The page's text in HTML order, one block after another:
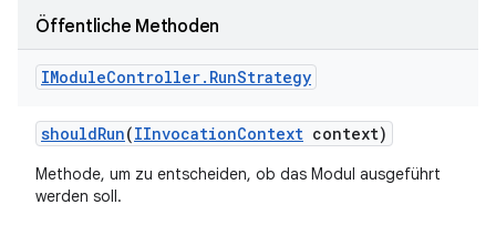
Öffentliche Methoden
IModuleController. RunStrategy
shouldRun(IInvocationContext context)
Methode, um zu entscheiden, ob das Modul ausgeführt
werden soll.